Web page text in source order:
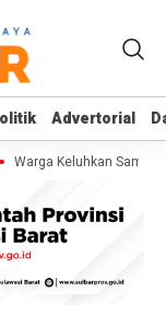
Advertorial
Advertorial
Warga Keluhkan Sampah